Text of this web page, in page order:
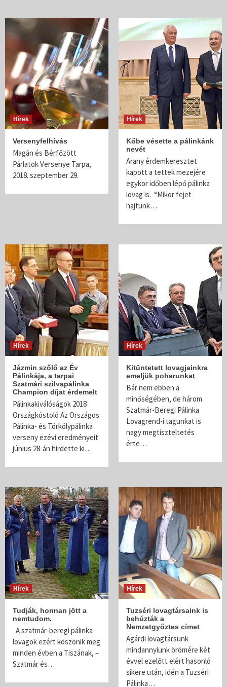
Hírek
Versenyfelhívás
Magán és Bérfőzött
Párlatok Versenye Tarpa,
2018. szeptember 29.
Hírek
Kőbe vésette a pálinkánk
nevét
Arany érdemkeresztet
kapott a tettek mezejére
egykor időben lépő pálinka
lovag is. “Mikor fejet
hajtunk…
Hírek
Jázmin szőlő az Év
Pálinkája, a tarpai
Szatmári szilvapálinka
Champion díjat érdemelt
Pálinkakiválóságok 2018
Országkóstoló Az Országos
Pálinka- és Törkölypálinka
verseny ezévi eredményeit
június 28-án hirdette ki…
Hírek
Kitüntetett lovagjainkra
emeljük poharunkat
Bár nem ebben a
minőségében, de három
Szatmár-Beregi Pálinka
Lovagrend-i tagunkat is
nagy megtiszteltetés
érte…
Hírek
Tudják, honnan jött a
nemtudom.
A szatmár-beregi pálinka
lovagok ezért köszönik meg
minden évben a Tiszának, –
Szatmár és…
Hírek
Tuzséri lovagtársaink is
behúzták a
Nemzetgyőztes címet
Agárdi lovagtársunk
mindannyiunk örömére két
évvel ezelőtt elért hasonló
sikere után, idén a Tuzséri
Pálinka…